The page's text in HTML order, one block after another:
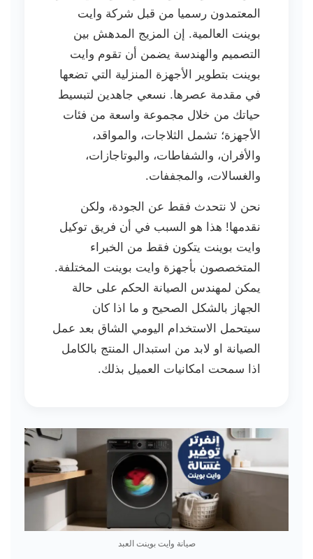
المعتمدون رسميا من قبل شركة وايت
بوينت العالمية. إن المزيج المدهش بين
التصميم والهندسة يضمن أن تقوم وايت
بوينت بتطوير الأجهزة المنزلية التي تضعها
في مقدمة عصرها. نسعي جاهدين لتبسيط
حياتك من خلال مجموعة واسعة من فئات
الأجهزة؛ تشمل الثلاجات، والمواقد،
والأفران، والشفاطات، والبوتاجازات،
والغسالات، والمجففات.
نحن لا نتحدث فقط عن الجودة، ولكن
نقدمها! هذا هو السبب في أن فريق توكيل
وايت بوينت يتكون فقط من الخبراء
المتخصصون بأجهزة وايت بوينت المختلفة.
يمكن لمهندس الصيانة الحكم على حالة
الجهاز بالشكل الصحيح و ما اذا كان
سيتحمل الاستخدام اليومي الشاق بعد عمل
الصيانة او لابد من استبدال المنتج بالكامل
اذا سمحت امكانيات العميل بذلك.
صيانة وايت بوينت العبد